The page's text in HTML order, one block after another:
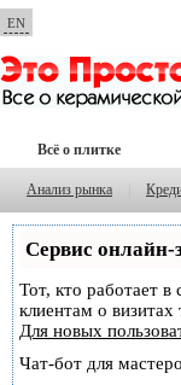
EN
Всё о плитке
Анализ рынка
Сервис онлайн-
Тот, кто работает
клиентам о
Для новых
Чат-бот для